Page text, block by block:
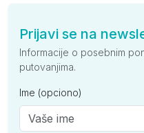
Prijavi se na
Informacije o posebnim
putovanjima.
Ime (opciono)